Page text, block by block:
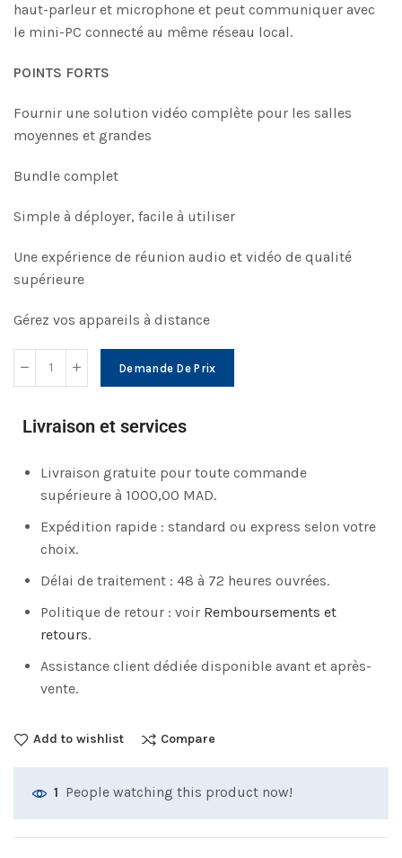
haut-parleur et microphone et peut communiquer avec
le mini-PC connecté au même réseau local.
POINTS FORTS
Fournir une solution vidéo complète pour les salles
moyennes et grandes
Bundle complet
Simple à déployer, facile à utiliser
Une expérience de réunion audio et vidéo de qualité
supérieure
Gérez vos appareils à distance
Demande De Prix
Livraison et services
Livraison gratuite pour toute commande
supérieure à 1000,00 MAD.
Expédition rapide : standard ou express selon votre
choix.
Délai de traitement : 48 à 72 heures ouvrées.
Politique de retour : voir Remboursements et
retours.
Assistance client dédiée disponible avant et après-
vente.
Add to wishlist Compare
1 People watching this product now!